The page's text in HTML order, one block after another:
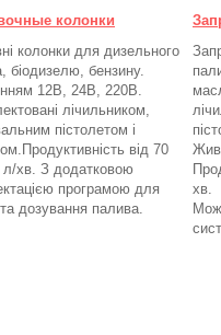
колонки
колонки для дизельного
біодизелю, бензину.
12В, 24В, 220В.
лічильником,
пістолетом і
Продуктивність від 70
л/хв. З додатковою
програмою для
дозування палива.
хв.